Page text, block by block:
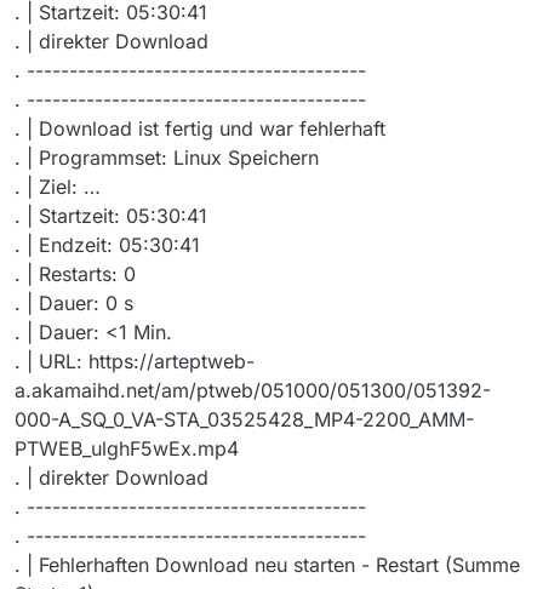
. | Startzeit: 05:30:41
. | direkter Download
. ----------------------------------------
. ----------------------------------------
. | Download ist fertig und war fehlerhaft
. | Programmset: Linux Speichern
. | Ziel: …
. | Startzeit: 05:30:41
. | Endzeit: 05:30:41
. | Restarts: 0
. | Dauer: 0 s
. | Dauer: <1 Min.
. | URL: https://arteptweb-
a.akamaihd.net/am/ptweb/051000/051300/051392-
000-A_SQ_0_VA-STA_03525428_MP4-2200_AMM-
PTWEB_ulghF5wEx.mp4
. | direkter Download
. ----------------------------------------
. ----------------------------------------
. | Fehlerhaften Download neu starten - Restart (Summe